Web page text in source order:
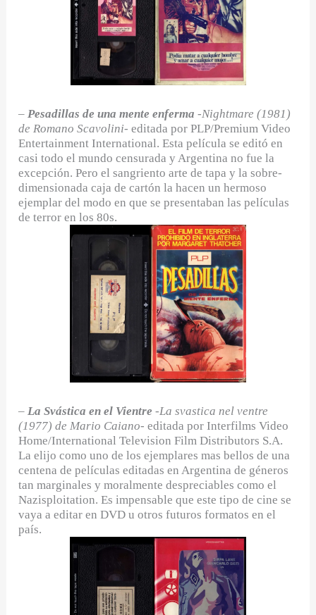
–Pesadillas de una mente enferma -Nightmare (1981)
de Romano Scavolini- editada por PLP/Premium Video
Entertainment International. Esta película se editó en
casi todo el mundo censurada y Argentina no fue la
excepción. Pero el sangriento arte de tapa y la sobre-
dimensionada caja de cartón la hacen un hermoso
ejemplar del modo en que se presentaban las películas
de terror en los 80s.
–La Svástica en el Vientre -La svastica nel ventre
(1977) de Mario Caiano- editada por Interfilms Video
Home/International Television Film Distributors S.A.
La elijo como uno de los ejemplares mas bellos de una
centena de películas editadas en Argentina de géneros
tan marginales y moralmente despreciables como el
Nazisploitation. Es impensable que este tipo de cine se
vaya a editar en DVD u otros futuros formatos en el
país.